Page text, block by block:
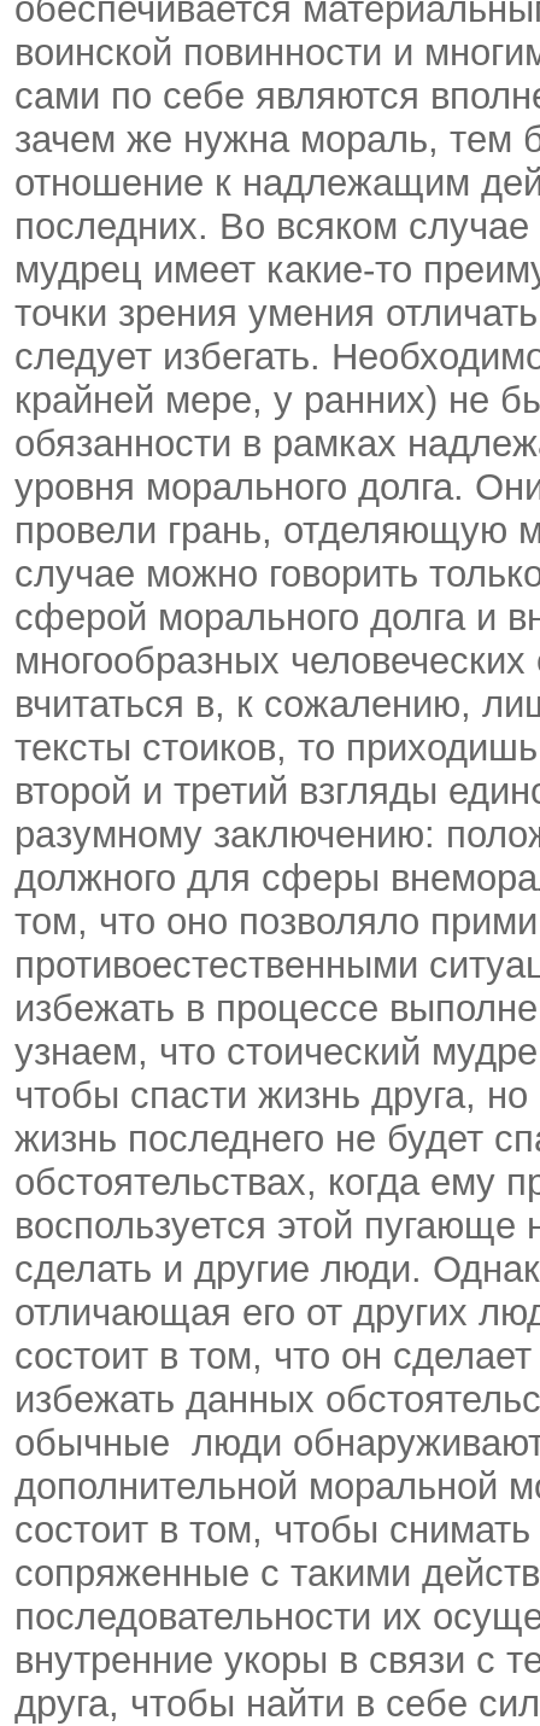
обеспечивается
воинской повинности и
сами по себе являются
зачем же нужна мораль, тем
отношение к надлежащим
последних. Во всяком
мудрец имеет какие-то
точки зрения умения
следует избегать.
крайней мере, у ранних) не
обязанности в рамках
уровня морального долга.
провели грань, отделяющую
случае можно говорить
сферой морального долга и
многообразных
вчитаться в, к сожалению,
тексты стоиков, то
второй и третий взгляды
разумному заключению:
должного для сферы
том, что оно позволяло
противоестественными
избежать в процессе
узнаем, что стоический
чтобы спасти жизнь друга,
жизнь последнего не будет
обстоятельствах, когда ему
воспользуется этой
сделать и другие люди.
отличающая его от других
состоит в том, что он
избежать данных
обычные люди
дополнительной моральной
состоит в том, чтобы
сопряженные с такими
последовательности их
внутренние укоры в связи с
друга, чтобы найти в себе